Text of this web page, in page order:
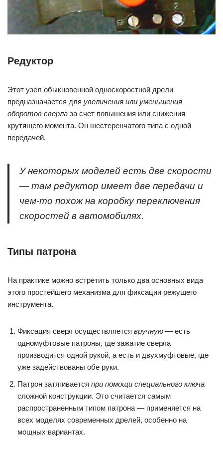
Редуктор
Этот узел обыкновенной односкоростной дрели
предназначается для увеличения или уменьшения
оборотов сверла за счет повышения или снижения
крутящего момента. Он шестеренчатого типа с одной
передачей.
У некоторых моделей есть две скорости
— там редуктор имеет две передачи и
чем-то похож на коробку переключения
скоростей в автомобилях.
Типы патрона
На практике можно встретить только два основных вида
этого простейшего механизма для фиксации режущего
инструмента.
Фиксация сверл осуществляется вручную — есть
одномуфтовые патроны, где зажатие сверла
производится одной рукой, а есть и двухмуфтовые, где
уже задействованы обе руки.
Патрон затягивается при помощи специального ключа
сложной конструкции. Это считается самым
распространенным типом патрона — применяется на
всех моделях современных дрелей, особенно на
мощных вариантах.